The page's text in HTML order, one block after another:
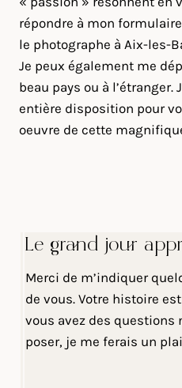
répondre à mon
le photographe à Aix-les-
Je peux également me
beau pays ou à l’étranger.
entière disposition pour
oeuvre de cette
Le grand jour
Merci de m’indiquer
de vous. Votre histoire
vous avez des questions
poser, je me ferais un